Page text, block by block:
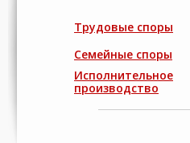
Трудовые споры
Семейные споры
Исполнительное
производство